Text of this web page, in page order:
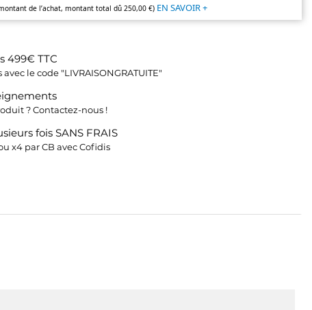
de l’achat, montant total dû 250,00 €) EN SAVOIR +
499€ TTC
le code "LIVRAISONGRATUITE"
? Contactez-nous !
fois SANS FRAIS
x4 par CB avec Cofidis